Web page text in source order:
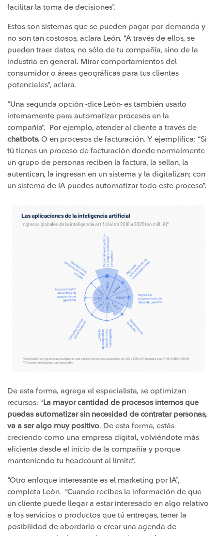
facilitar la toma de decisiones”.
Estos son sistemas que se pueden pagar por demanda y
no son tan costosos, aclara León. “A través de ellos, se
pueden traer datos, no sólo de tu compañía, sino de la
industria en general. Mirar comportamientos del
consumidor o áreas geográficas para tus clientes
potenciales”, aclara.
“Una segunda opción -dice León- es también usarlo
internamente para automatizar procesos en la
compañía”. Por ejemplo, atender al cliente a través de
chatbots. O en procesos de facturación. Y ejemplifica: “Si
tú tienes un proceso de facturación donde normalmente
un grupo de personas reciben la factura, la sellan, la
autentican, la ingresan en un sistema y la digitalizan; con
un sistema de IA puedes automatizar todo este proceso”.
De esta forma, agrega el especialista, se optimizan
recursos: “La mayor cantidad de procesos internos que
puedas automatizar sin necesidad de contratar personas,
va a ser algo muy positivo. De esta forma, estás
creciendo como una empresa digital, volviéndote más
eficiente desde el inicio de la compañía y porque
manteniendo tu headcount al límite”.
“Otro enfoque interesante es el marketing por IA”,
completa León. “Cuando recibes la información de que
un cliente puede llegar a estar interesado en algo relativo
a los servicios o productos que tú entregas, tener la
posibilidad de abordarlo o crear una agenda de